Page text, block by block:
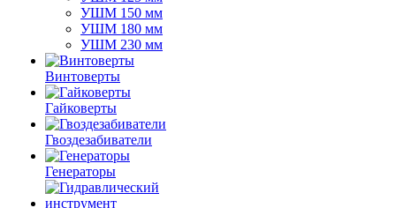
УШМ 150 мм
УШМ 180 мм
УШМ 230 мм
Винтоверты
Гайковерты
Гвоздезабиватели
Генераторы